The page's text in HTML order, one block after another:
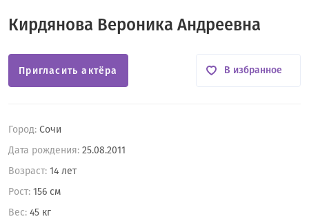
Кирдянова Вероника Андреевна
Город: Сочи
Дата рождения: 25.08.2011
Возраст: 14 лет
Рост: 156 см
Вес: 45 кг
Пригласить актёра В избранное